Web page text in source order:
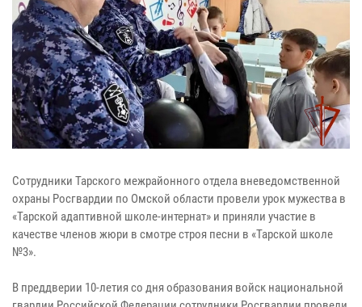
Сотрудники Тарского межрайонного отдела вневедомственной
охраны Росгвардии по Омской области провели урок мужества в
«Тарской адаптивной школе-интернат» и приняли участие в
качестве членов жюри в смотре строя песни в «Тарской школе
№3».
В преддверии 10-летия со дня образования войск национальной